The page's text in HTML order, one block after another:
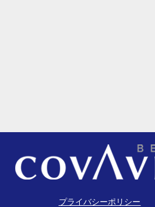
プライバシーポリシー